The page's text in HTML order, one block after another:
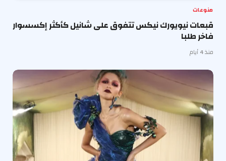
منوعات
قبعات نيويورك نيكس تتفوق على شانيل كأكثر إكسسوار
فاخر طلبا
منذ 4 أيام